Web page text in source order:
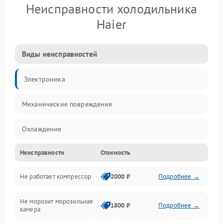
Неисправности холодильника
Haier
Виды неисправностей
Электроника
Механические повреждения
Охлаждение
Механика
Электропитание
Дренаж
Неисправности Стоимость
Не работает компрессор 2000 ₽ Подробнее →
Не морозит морозильная
камера
1800 ₽ Подробнее →